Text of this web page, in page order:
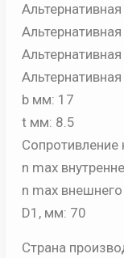
b мм: 17
t мм: 8.5
n max
n max
D1, мм: 70
Страна